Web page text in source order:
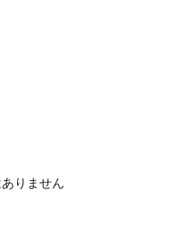
りません